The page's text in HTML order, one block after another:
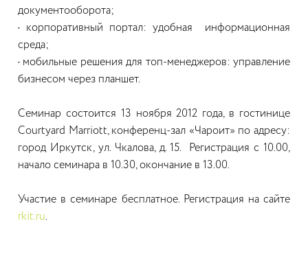
документооборота;
•
корпоративный портал: удобная информационная
среда;
• мобильные решения для топ-менеджеров: управление
бизнесом через планшет.
Семинар состоится 13 ноября 2012 года, в гостинице
Courtyard Marriott, конференц-зал «Чароит» по адресу:
город Иркутск, ул. Чкалова, д. 15. Регистрация с 10.00,
начало семинара в 10.30, окончание в 13.00.
Участие в семинаре бесплатное. Регистрация на сайте
rkit.ru.